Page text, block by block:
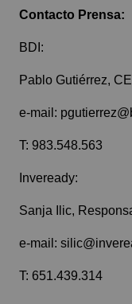
Contacto Prensa:
BDI:
Pablo Gutiérrez,
e-mail:
T: 983.548.563
Inveready:
Sanja Ilic,
e-mail:
T: 651.439.314